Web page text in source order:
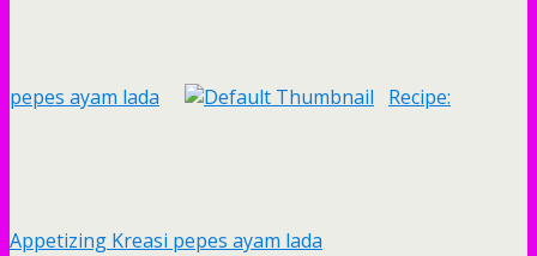
pepes ayam lada Recipe:
Appetizing Kreasi pepes ayam lada